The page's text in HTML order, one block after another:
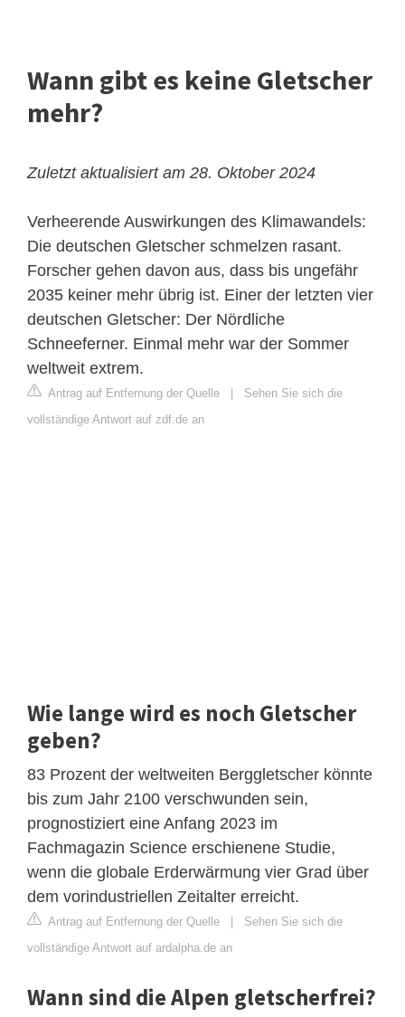
Wann gibt es keine Gletscher
mehr?
Zuletzt aktualisiert am 28. Oktober 2024
Verheerende Auswirkungen des Klimawandels:
Die deutschen Gletscher schmelzen rasant.
Forscher gehen davon aus, dass bis ungefähr
2035 keiner mehr übrig ist. Einer der letzten vier
deutschen Gletscher: Der Nördliche
Schneeferner. Einmal mehr war der Sommer
weltweit extrem.
Antrag auf Entfernung der Quelle
Sehen Sie sich die
vollständige Antwort auf zdf.de an
Wie lange wird es noch Gletscher
geben?
83 Prozent der weltweiten Berggletscher könnte
bis zum Jahr 2100 verschwunden sein,
prognostiziert eine Anfang 2023 im
Fachmagazin Science erschienene Studie,
wenn die globale Erderwärmung vier Grad über
dem vorindustriellen Zeitalter erreicht.
Antrag auf Entfernung der Quelle
Sehen Sie sich die
vollständige Antwort auf ardalpha.de an
Wann sind die Alpen gletscherfrei?